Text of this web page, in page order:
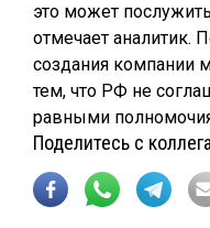
это может
отмечает аналитик.
создания компании
тем, что РФ не
равными
Поделитесь с